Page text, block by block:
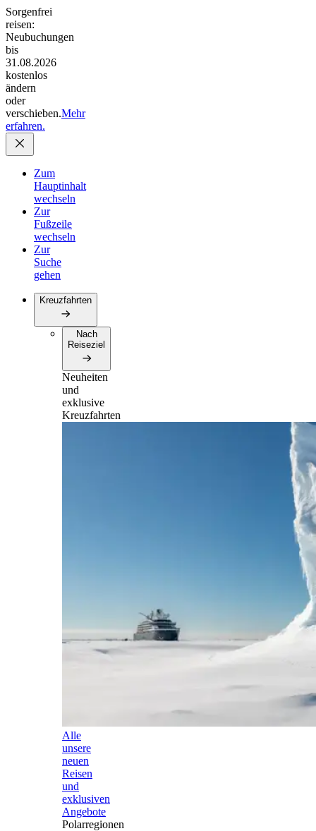
Sorgenfrei
reisen:
Neubuchungen
bis
31.08.2026
kostenlos
ändern
oder
verschieben.Mehr
erfahren.
Zum
Hauptinhalt
wechseln
Zur
Fußzeile
wechseln
Zur
Suche
gehen
Kreuzfahrten
Nach
Reiseziel
Neuheiten
und
exklusive
Kreuzfahrten
Alle
unsere
neuen
Reisen
und
exklusiven
Angebote
Polarregionen